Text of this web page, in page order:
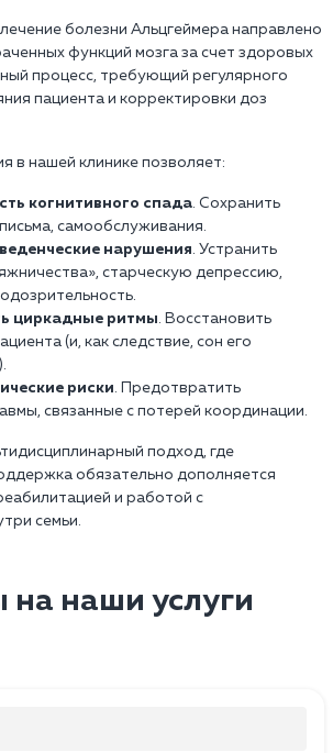
болезни Альцгеймера направлено
функций мозга за счет здоровых
процесс, требующий регулярного
пациента и корректировки доз
в нашей клинике позволяет:
когнитивного спада. Сохранить
самообслуживания.
нарушения. Устранить
старческую депрессию,
циркадные ритмы. Восстановить
(и, как следствие, сон его
риски. Предотвратить
связанные с потерей координации.
подход, где
обязательно дополняется
и работой с
семьи.
на наши услуги